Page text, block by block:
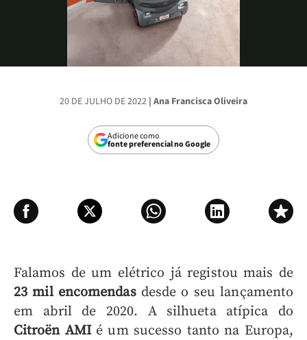
20 DE JULHO DE 2022 | Ana Francisca Oliveira
Adicione como
fonte preferencial no Google
Falamos de um elétrico já registou mais de
23 mil encomendasdesde o seu lançamento
em abril de 2020. A silhueta atípica do
Citroën AMIé um sucesso tanto na Europa,